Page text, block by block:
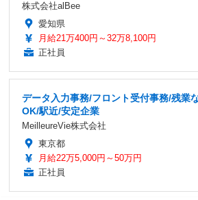
株式会社alBee
愛知県
月給21万400円～32万8,100円
正社員
データ入力事務/フロント受付事務/残業
OK/駅近/安定企業
MeilleureVie株式会社
東京都
月給22万5,000円～50万円
正社員